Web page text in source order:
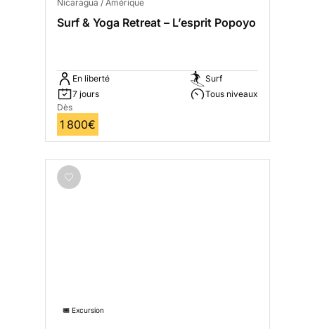
Nicaragua / Amérique
Surf & Yoga Retreat – L’esprit Popoyo
En liberté
7 jours
Surf
Tous niveaux
Dès
1 800€
🎟️ Excursion